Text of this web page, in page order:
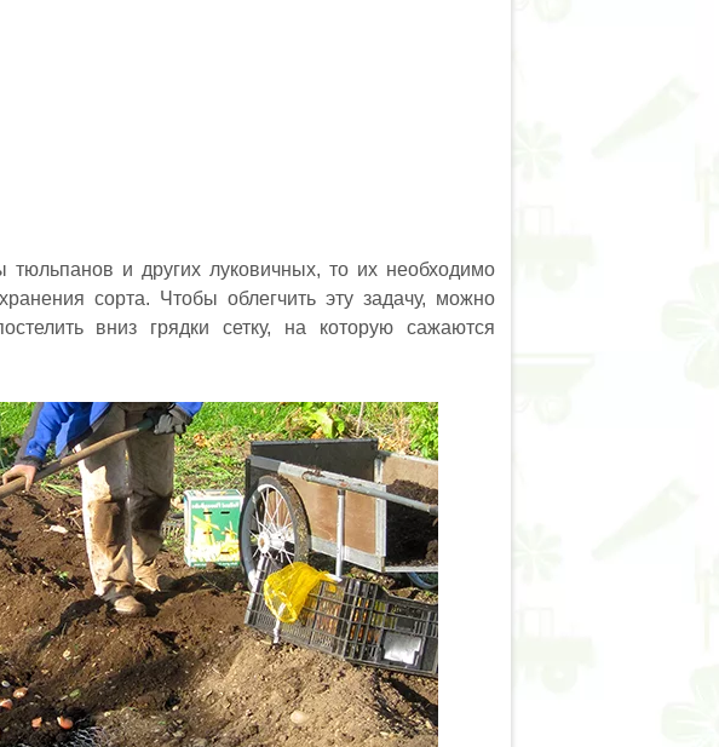
и других луковичных, то их необходимо
сорта. Чтобы облегчить эту задачу, можно
вниз грядки сетку, на которую сажаются